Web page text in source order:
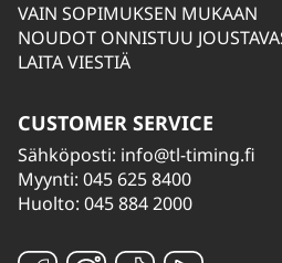
VAIN SOPIMUKSEN MUKAAN
NOUDOT ONNISTUU
LAITA VIESTIÄ
CUSTOMER SERVICE
Sähköposti: info@tl-timing.fi
Myynti: 045 625 8400
Huolto: 045 884 2000